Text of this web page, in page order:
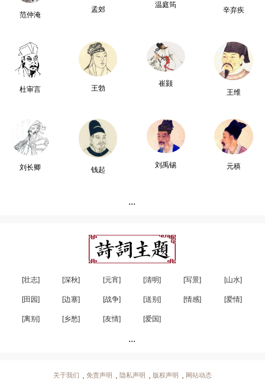
范仲淹
孟郊
温庭筠
辛弃疾
杜审言 王勃
崔颢
王维
刘长卿 钱起
刘禹锡 元稹
...
[壮志] [深秋] [元宵] [清明] [写景] [山水]
[田园] [边塞] [战争] [送别] [情感] [爱情]
[离别] [乡愁] [友情] [爱国]
...
关于我们 免责声明 隐私声明 版权声明 网站动态